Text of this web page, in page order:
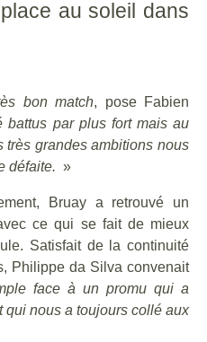
au soleil dans
bon match, pose Fabien
battus par plus fort mais au
très grandes ambitions nous
défaite. »
Bruay a retrouvé un
ce qui se fait de mieux
Satisfait de la continuité
Philippe da Silva convenait
face à un promu qui a
qui nous a toujours collé aux